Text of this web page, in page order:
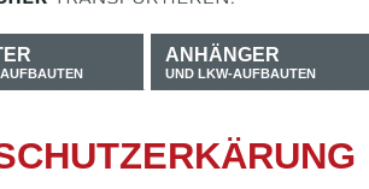
ANHÄNGER
UND LKW-AUFBAUTEN